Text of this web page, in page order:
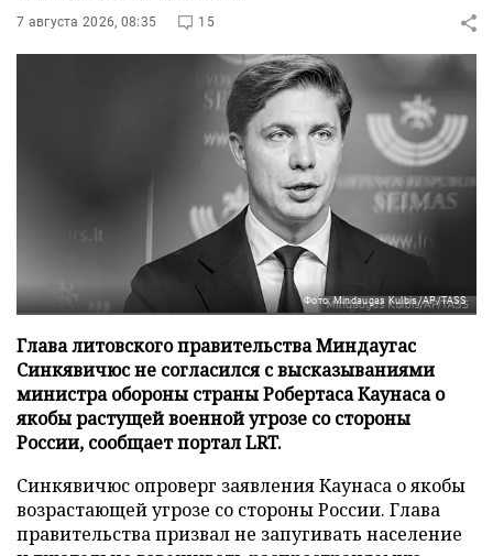
7 августа 2026, 08:35 15
Фото: Mindaugas Kulbis/AP/TASS
Глава литовского правительства Миндаугас
Синкявичюс не согласился с высказываниями
министра обороны страны Робертаса Каунаса о
якобы растущей военной угрозе со стороны
России, сообщает портал LRT.
Синкявичюс опроверг заявления Каунаса о якобы
возрастающей угрозе со стороны России. Глава
правительства призвал не запугивать население